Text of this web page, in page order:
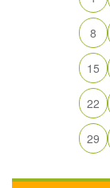
8
15
22
29